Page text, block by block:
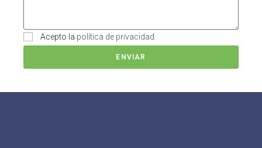
Acepto la política de privacidad.
ENVIAR